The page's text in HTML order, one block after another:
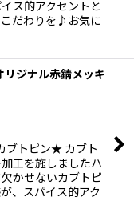
ス的アクセントと
こだわりを♪お気に
ジナル赤錆メッキ
トピン★ カブト
工を施しましたハ
かせないカブトピ
、スパイス的アク